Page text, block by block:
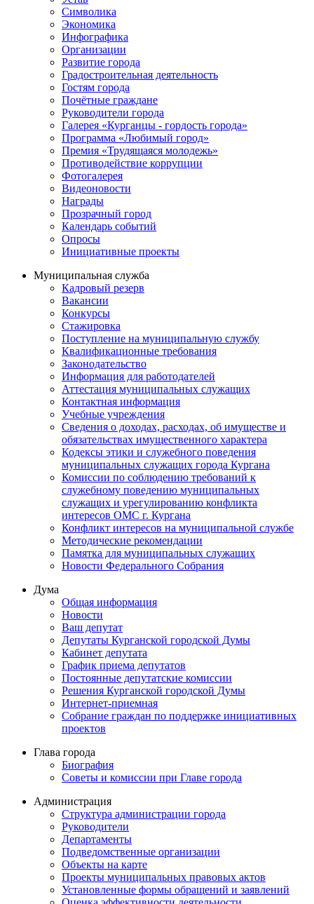
Символика
Экономика
Инфографика
Организации
Развитие города
Градостроительная деятельность
Гостям города
Почётные граждане
Руководители города
Галерея «Курганцы - гордость города»
Программа «Любимый город»
Премия «Трудящаяся молодежь»
Противодействие коррупции
Фотогалерея
Видеоновости
Награды
Прозрачный город
Календарь событий
Опросы
Инициативные проекты
Муниципальная служба
Кадровый резерв
Вакансии
Конкурсы
Стажировка
Поступление на муниципальную службу
Квалификационные требования
Законодательство
Информация для работодателей
Аттестация муниципальных служащих
Контактная информация
Учебные учреждения
Сведения о доходах, расходах, об имуществе и
обязательствах имущественного характера
Кодексы этики и служебного поведения
муниципальных служащих города Кургана
Комиссии по соблюдению требований к
служебному поведению муниципальных
служащих и урегулированию конфликта
интересов ОМС г. Кургана
Конфликт интересов на муниципальной службе
Методические рекомендации
Памятка для муниципальных служащих
Новости Федерального Cобрания
Дума
Общая информация
Новости
Ваш депутат
Депутаты Курганской городской Думы
Кабинет депутата
График приема депутатов
Постоянные депутатские комиссии
Решения Курганской городской Думы
Интернет-приемная
Собрание граждан по поддержке инициативных
проектов
Глава города
Биография
Советы и комиссии при Главе города
Администрация
Структура администрации города
Руководители
Департаменты
Подведомственные организации
Объекты на карте
Проекты муниципальных правовых актов
Установленные формы обращений и заявлений